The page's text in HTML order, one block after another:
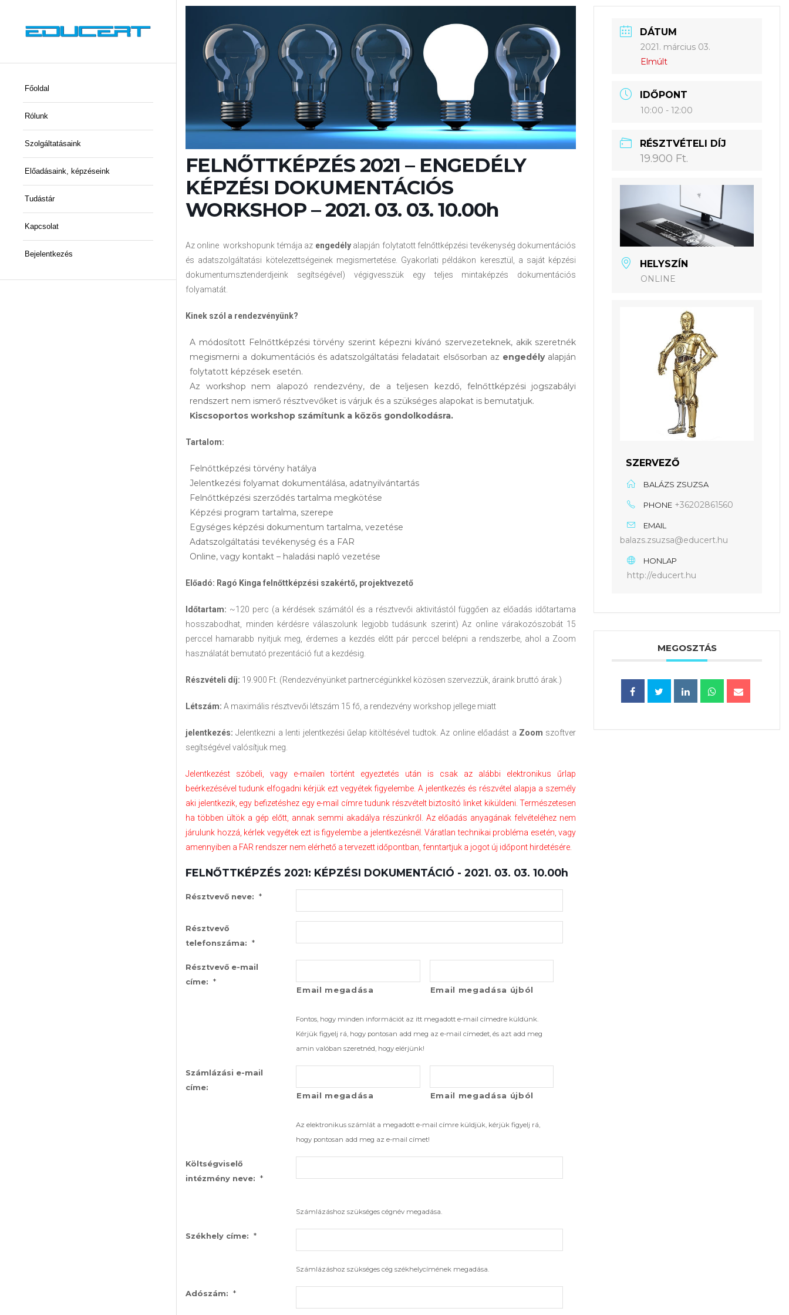
Főoldal
Rólunk
Szolgáltatásaink
Előadásaink, képzéseink
Tudástár
Kapcsolat
Bejelentkezés
FELNŐTTKÉPZÉS 2021 – ENGEDÉLY
KÉPZÉSI DOKUMENTÁCIÓS
WORKSHOP – 2021. 03. 03. 10.00h
Az online workshopunk témája az engedélyalapján folytatott felnőttképzési tevékenység dokumentációs
és adatszolgáltatási kötelezettségeinek megismertetése. Gyakorlati példákon keresztül, a saját képzési
dokumentumsztenderdjeink segítségével) végigvesszük egy teljes mintaképzés dokumentációs
folyamatát.
Kinek szól a rendezvényünk?
A módosított Felnőttképzési törvény szerint képezni kívánó szervezeteknek, akik szeretnék
megismerni a dokumentációs és adatszolgáltatási feladatait elsősorban az engedély alapján
folytatott képzések esetén.
Az workshop nem alapozó rendezvény, de a teljesen kezdő, felnőttképzési jogszabályi
rendszert nem ismerő résztvevőket is várjuk és a szükséges alapokat is bemutatjuk.
Kiscsoportos workshop számítunk a közös gondolkodásra.
Tartalom:
Felnőttképzési törvény hatálya
Jelentkezési folyamat dokumentálása, adatnyilvántartás
Felnőttképzési szerződés tartalma megkötése
Képzési program tartalma, szerepe
Egységes képzési dokumentum tartalma, vezetése
Adatszolgáltatási tevékenység és a FAR
Online, vagy kontakt – haladási napló vezetése
Előadó: Ragó Kinga felnőttképzési szakértő, projektvezető
Időtartam: ~120 perc (a kérdések számától és a résztvevői aktivitástól függően az előadás időtartama
hosszabodhat, minden kérdésre válaszolunk legjobb tudásunk szerint) Az online várakozószobát 15
perccel hamarabb nyitjuk meg, érdemes a kezdés előtt pár perccel belépni a rendszerbe, ahol a Zoom
használatát bemutató prezentáció fut a kezdésig.
Részvételi díj: 19.900 Ft. (Rendezvényünket partnercégünkkel közösen szervezzük, áraink bruttó árak.)
Létszám: A maximális résztvevői létszám 15 fő, a rendezvény workshop jellege miatt
jelentkezés:Jelentkezni a lenti jelentkezési űelap kitöltésével tudtok. Az online előadást a Zoom szoftver
segítségével valósítjuk meg.
Jelentkezést szóbeli, vagy e-mailen történt egyeztetés után is csak az alábbi elektronikus űrlap
beérkezésével tudunk elfogadni kérjük ezt vegyétek figyelembe. A jelentkezés és részvétel alapja a személy
aki jelentkezik, egy befizetéshez egy e-mail címre tudunk részvételt biztosító linket kiküldeni. Természetesen
ha többen ültök a gép előtt, annak semmi akadálya részünkről. Az előadás anyagának felvételéhez nem
járulunk hozzá, kérlek vegyétek ezt is figyelembe a jelentkezésnél. Váratlan technikai probléma esetén, vagy
amennyiben a FAR rendszer nem elérhető a tervezett időpontban, fenntartjuk a jogot új időpont hirdetésére.
FELNŐTTKÉPZÉS 2021: KÉPZÉSI DOKUMENTÁCIÓ - 2021. 03. 03. 10.00h
Résztvevő neve: *
Résztvevő
telefonszáma: *
Résztvevő e-mail
címe: *
Email megadása Email megadása újból
Fontos, hogy minden információt az itt megadott e-mail címedre küldünk.
Kérjük figyelj rá, hogy pontosan add meg az e-mail címedet, és azt add meg
amin valóban szeretnéd, hogy elérjünk!
Számlázási e-mail
címe:
Email megadása
Email megadása újból
Az elektronikus számlát a megadott e-mail címre küldjük, kérjük figyelj rá,
hogy pontosan add meg az e-mail címet!
Költségviselő
intézmény neve: *
Számlázáshoz szükséges cégnév megadása.
Székhely címe: *
Számlázáshoz szükséges cég székhelycímének megadása.
Adószám: *
DÁTUM
2021. március 03.
Elmúlt
IDŐPONT
10:00 - 12:00
RÉSZTVÉTELI DÍJ
19.900 Ft.
HELYSZÍN
ONLINE
SZERVEZŐ
BALÁZS ZSUZSA
PHONE +36202861560
EMAIL
balazs.zsuzsa@educert.hu
HONLAP
http://educert.hu
MEGOSZTÁS